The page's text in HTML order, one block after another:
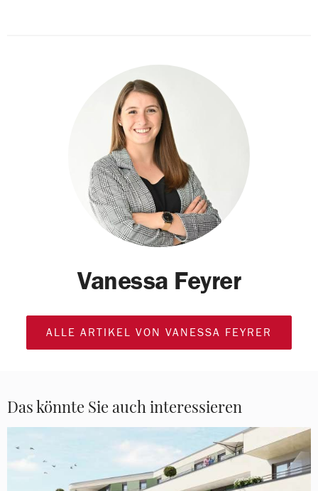
Vanessa Feyrer
ALLE ARTIKEL VON VANESSA FEYRER
Das könnte Sie auch interessieren